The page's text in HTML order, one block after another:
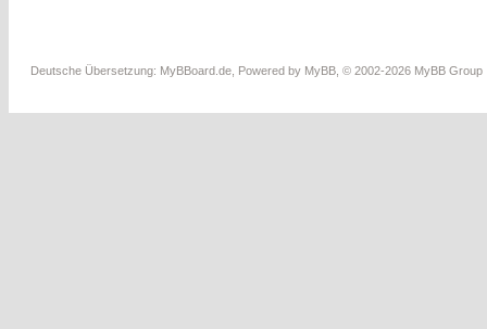
Deutsche Übersetzung: MyBBoard.de , Powered by MyBB , © 2002-2026 MyBB Group